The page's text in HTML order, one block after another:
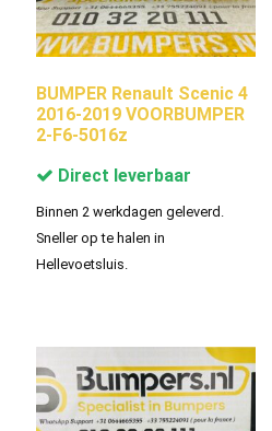
BUMPER Renault Scenic 4
2016-2019 VOORBUMPER
2-F6-5016z
Direct leverbaar
Binnen 2 werkdagen geleverd.
Sneller op te halen in
Hellevoetsluis.